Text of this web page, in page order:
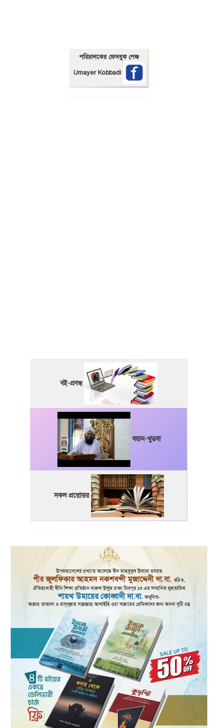
পরিচালকের ফেসবুক পেজ
Umayer Kobbadi
বই-প্রবন্ধ
বয়ান-খুতবা
সকল প্রশ্নোত্তর